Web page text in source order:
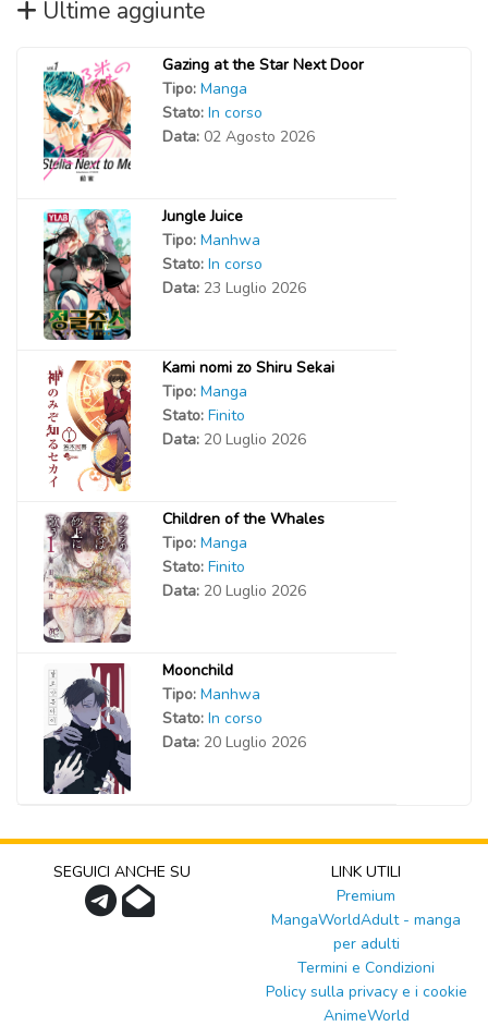
Ultime aggiunte
Gazing at the Star Next Door
Tipo: Manga
Stato: In corso
Data: 02 Agosto 2026
Jungle Juice
Tipo: Manhwa
Stato: In corso
Data: 23 Luglio 2026
Kami nomi zo Shiru Sekai
Tipo: Manga
Stato: Finito
Data: 20 Luglio 2026
Children of the Whales
Tipo: Manga
Stato: Finito
Data: 20 Luglio 2026
Moonchild
Tipo: Manhwa
Stato: In corso
Data: 20 Luglio 2026
SEGUICI ANCHE SU
LINK UTILI
Premium
MangaWorldAdult - manga
per adulti
Termini e Condizioni
Policy sulla privacy e i cookie
AnimeWorld